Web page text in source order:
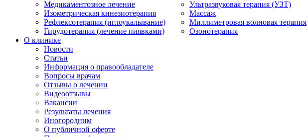
Медикаментозное лечение
Изометрическая кинезиотерапия
Рефлексотерапия (иглоукалывание)
Гирудотерапия (лечение пиявками)
Ультразвуковая терапия (УЗТ)
Массаж
Миллиметровая волновая терапия
Озонотерапия
О клинике
Новости
Статьи
Информация о правообладателе
Вопросы врачам
Отзывы о лечении
Видеоотзывы
Вакансии
Результаты лечения
Иногородним
О публичной оферте